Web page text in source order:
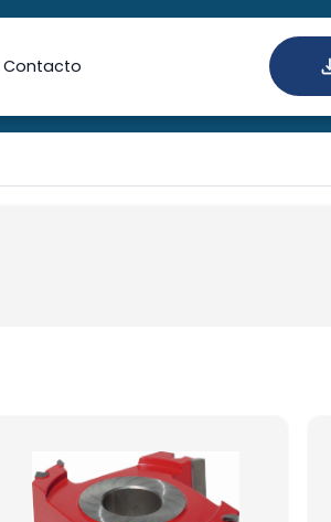
Contacto